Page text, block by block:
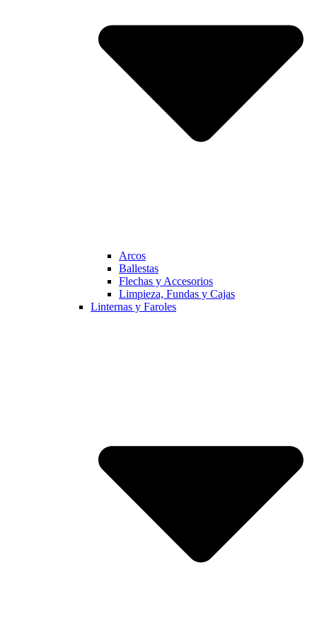
Arcos
Ballestas
Flechas y Accesorios
Limpieza, Fundas y Cajas
Linternas y Faroles